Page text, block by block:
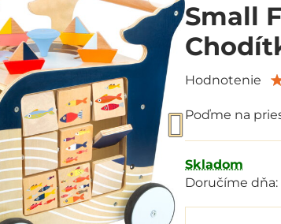
Small
Hodnotenie
Poďme na
Skladom
Doručíme dňa: